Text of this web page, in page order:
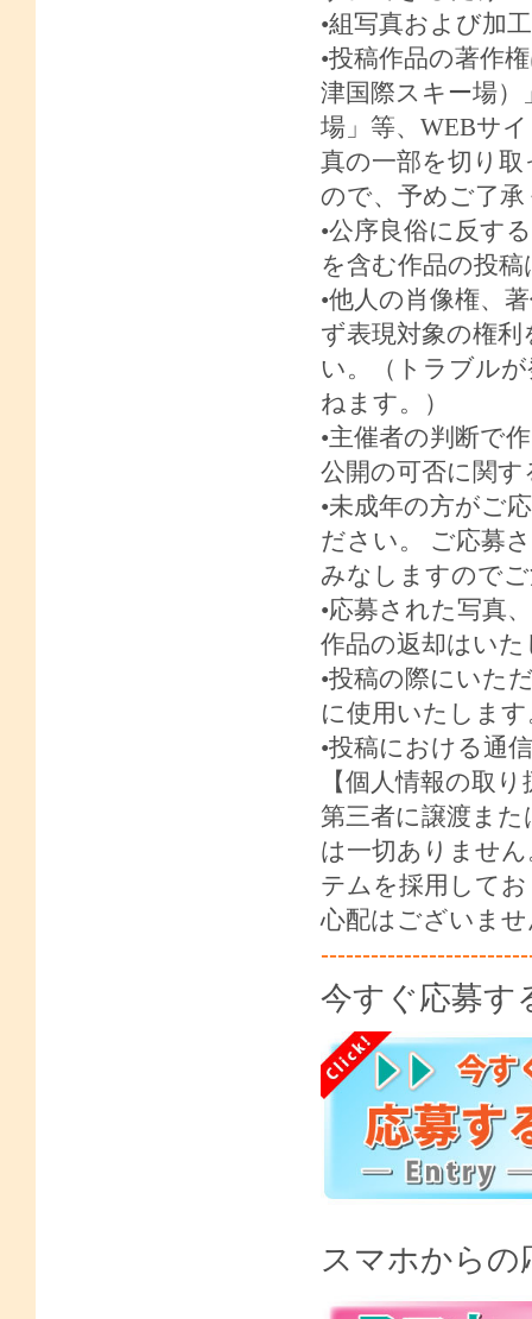
•組写真および加
•投稿作品の著作
津国際スキー場
場」等、 WEBサ
真の一部を切り
ので、予めご了
•公序良俗に反す
を含む作品の投
•他人の肖像権、
ず表現対象の権
い。（トラブル
ねます。）
•主催者の判断で
公開の可否に関
•未成年の方がご
ださい。 ご応募
みなしますので
•応募された写真
作品の返却はい
•投稿の際にいた
に使用いたしま
•投稿における通
【個人情報の取
第三者に譲渡ま
は一切ありません
テムを採用して
心配はございま
今すぐ応募す
スマホから